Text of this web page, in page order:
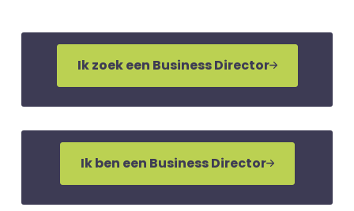
Ik zoek een Business Director
Ik ben een Business Director